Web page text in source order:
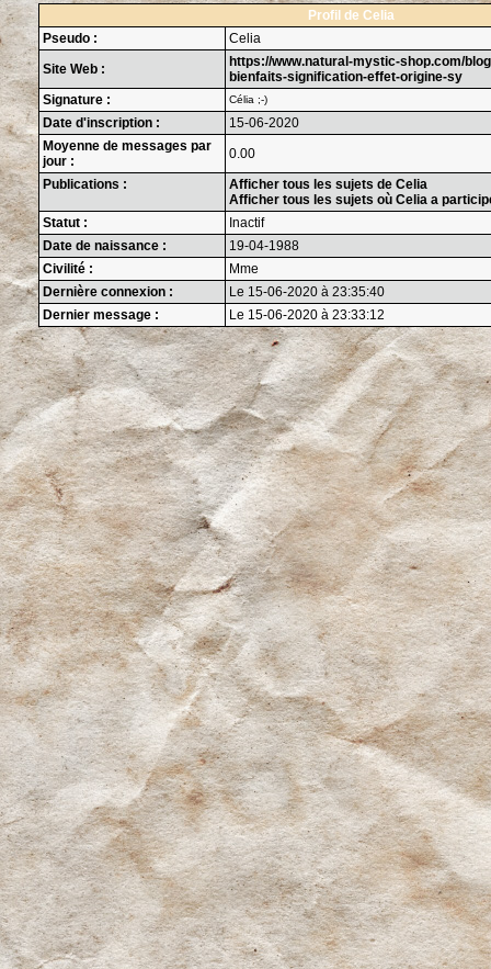
Profil de Celia
Pseudo :
Celia
Site Web :
https://www.natural-mystic-shop.com/
bienfaits-signification-effet-origine-sy
Signature :
Célia ;-)
Date d'inscription :
15-06-2020
Moyenne de messages par
jour :
0.00
Publications :
Afficher tous les sujets de Celia
Afficher tous les sujets où Celia a
Statut :
Inactif
Date de naissance :
19-04-1988
Civilité :
Mme
Dernière connexion :
Le 15-06-2020 à 23:35:40
Dernier message :
Le 15-06-2020 à 23:33:12